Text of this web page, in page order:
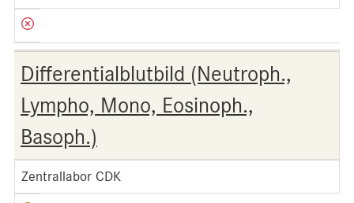
Differentialblutbild (Neutroph.,
Lympho, Mono, Eosinoph.,
Basoph.)
Zentrallabor CDK